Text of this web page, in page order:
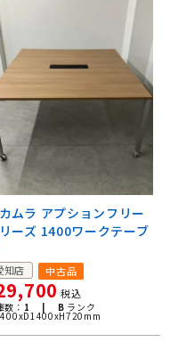
ムラ アプションフリー
ーズ 1400ワークテーブ
知店 中古品
税込
数： 1 | B ランク